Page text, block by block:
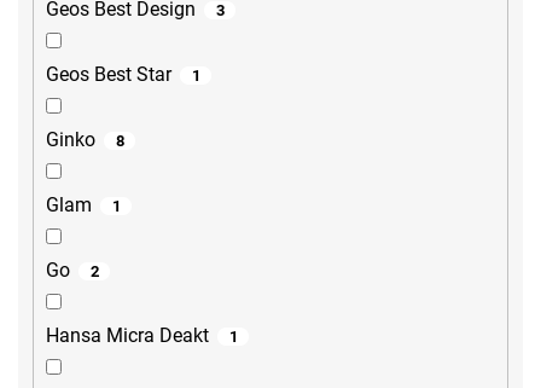
Geos Best Design 3
Geos Best Star 1
Ginko 8
Glam 1
Go 2
Hansa Micra Deakt 1